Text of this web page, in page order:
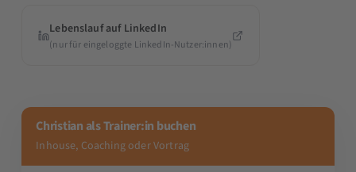
Lebenslauf auf LinkedIn
(nur für eingeloggte LinkedIn-Nutzer:innen)
Christian als Trainer:in buchen
Inhouse, Coaching oder Vortrag